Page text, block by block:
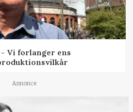
Vi forlanger ens
Annonce